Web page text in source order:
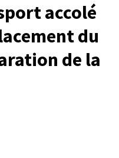
accolé
du
de la